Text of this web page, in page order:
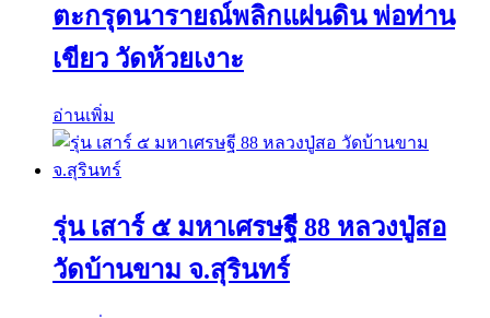
ตะกรุดนารายณ์พลิกแผ่นดิน พ่อท่าน
เขียว วัดห้วยเงาะ
อ่านเพิ่ม
รุ่น เสาร์ ๕ มหาเศรษฐี 88 หลวงปู่สอ
วัดบ้านขาม จ.สุรินทร์